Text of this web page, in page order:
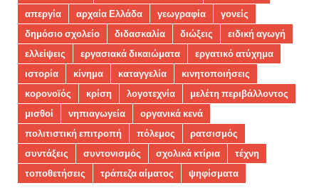
απεργία
αρχαία Ελλάδα γεωγραφία
γονείς
δημόσιο σχολείο
διδασκαλία διώξεις
ειδική αγωγή
ελλείψεις
εργασιακά δικαιώματα
εργατικό ατύχημα
ιστορία
κίνημα καταγγελία
κινητοποιήσεις
κορονοϊός
κρίση λογοτεχνία
μελέτη περιβάλλοντος
μισθοί
νηπιαγωγεία
οργανικά κενά
πολιτιστική επιτροπή
πόλεμος
ρατσισμός
συντάξεις
συντονισμός σχολικά κτίρια
τέχνη
τοποθετήσεις
τράπεζα αίματος ψηφίσματα